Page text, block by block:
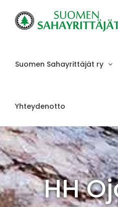
content
Suomen Sahayrittäjät ry
Yhteydenotto
HH